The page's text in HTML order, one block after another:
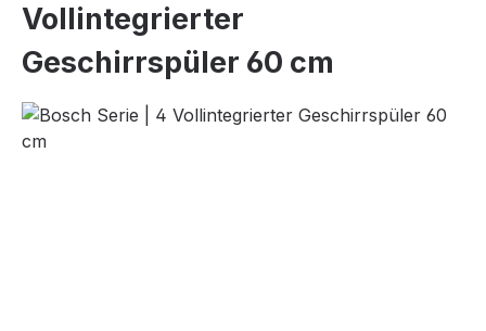
Vollintegrierter
Geschirrspüler 60 cm
Bildergalerie überspringen